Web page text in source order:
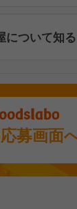
について知る
募画面